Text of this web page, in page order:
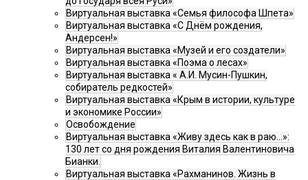
Виртуальная выставка «Семья философа Шпета»
Виртуальная выставка «С Днём рождения,
Андерсен!»
Виртуальная выставка «Музей и его создатели»
Виртуальная выставка «Поэма о лесах»
Виртуальная выставка « А.И. Мусин-Пушкин,
собиратель редкостей»
Виртуальная выставка «Крым в истории, культуре
и экономике России»
Освобождение
Виртуальная выставка «Живу здесь как в раю…»:
130 лет со дня рождения Виталия Валентиновича
Бианки.
Виртуальная выставка «Рахманинов. Жизнь в